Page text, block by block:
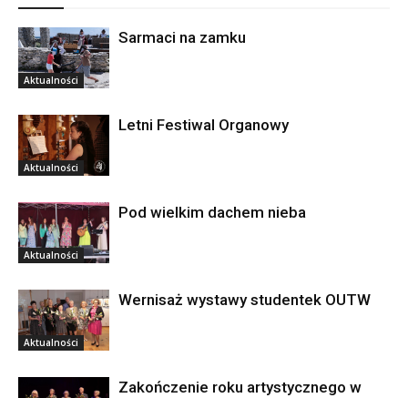
Aktualności
Sarmaci na zamku
Aktualności
Letni Festiwal Organowy
Aktualności
Pod wielkim dachem nieba
Aktualności
Wernisaż wystawy studentek OUTW
Zakończenie roku artystycznego w